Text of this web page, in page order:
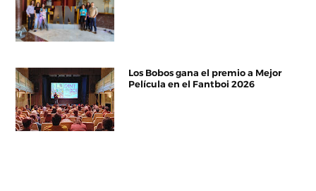
Los Bobos gana el premio a Mejor
Película en el Fantboi 2026